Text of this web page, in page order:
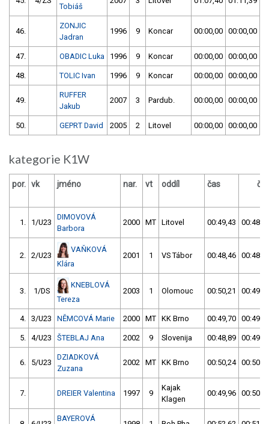
Tobiáš
46.
ZONJIC
Jadran
1996 9 Koncar 00:00,00 00:00,00
47. OBADIC Luka 1996 9 Koncar 00:00,00 00:00,00
48. TOLIC Ivan 1996 9 Koncar 00:00,00 00:00,00
49.
RUFFER
Jakub
2007 3 Pardub. 00:00,00 00:00,00
50. GEPRT David 2005 2 Litovel 00:00,00 00:00,00
kategorie K1W
por. vk jméno nar. vt oddíl čas
1. 1/U23
DIMOVOVÁ
Barbora
2000 MT Litovel 00:49,43
2. 2/U23
VAŇKOVÁ
Klára
2001 1 VS Tábor 00:48,46
3. 1/DS
KNEBLOVÁ
Tereza
2003 1 Olomouc 00:50,21
4. 3/U23 NĚMCOVÁ Marie 2000 MT KK Brno 00:49,70
5. 4/U23 ŠTEBLAJ Ana 2002 9 Slovenija 00:48,89
6. 5/U23
DZIADKOVÁ
Zuzana
2002 MT KK Brno 00:50,24
7. DREIER Valentina 1997 9
Kajak
Klagen
00:49,96
BAYEROVÁ